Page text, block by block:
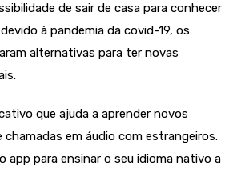
de sair de casa para conhecer
à pandemia da covid-19, os
alternativas para ter novas
que ajuda a aprender novos
chamadas em áudio com estrangeiros.
app para ensinar o seu idioma nativo a